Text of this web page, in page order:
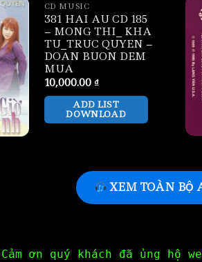
CD MUSIC
381 HAI AU CD 185
– MONG THI_ KHA
TU_TRUC QUYEN –
DOAN BUON DEM
MUA
10,000.00 ₫
ADD LIST
DOWNLOAD
XEM TOÀN BỘ
Cảm ơn quý khách đã ủng hộ